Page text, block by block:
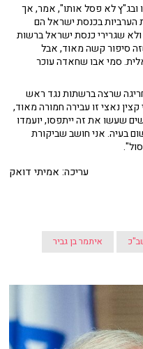
ובג"ץ לא פסל אותו", אמר, אך
הערביות בכנסת ישראל הם
שגרירי כנסת ישראל ברשות
סיפור קשה מאוד, אבל
סמי אבו שחאדה עוכר
שרצה ברשתות נגד ראש
נאצי זו עבירה חמורה מאוד,
שעשו את זה ייתפסו, יועמדו
בעיה. אני חושב שביקורת
עריכה: אמיתי דואק
איתמר בן גביר